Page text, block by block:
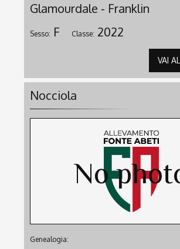
Glamourdale - Franklin
Sesso: F Classe: 2022
VAI
Nocciola
Genealogia: